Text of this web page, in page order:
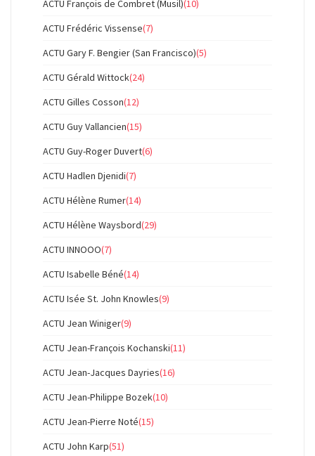
ACTU François de Combret (Musil)(10)
ACTU Frédéric Vissense(7)
ACTU Gary F. Bengier (San Francisco)(5)
ACTU Gérald Wittock(24)
ACTU Gilles Cosson(12)
ACTU Guy Vallancien(15)
ACTU Guy-Roger Duvert(6)
ACTU Hadlen Djenidi(7)
ACTU Hélène Rumer(14)
ACTU Hélène Waysbord(29)
ACTU INNOOO(7)
ACTU Isabelle Béné(14)
ACTU Isée St. John Knowles(9)
ACTU Jean Winiger(9)
ACTU Jean-François Kochanski(11)
ACTU Jean-Jacques Dayries(16)
ACTU Jean-Philippe Bozek(10)
ACTU Jean-Pierre Noté(15)
ACTU John Karp(51)